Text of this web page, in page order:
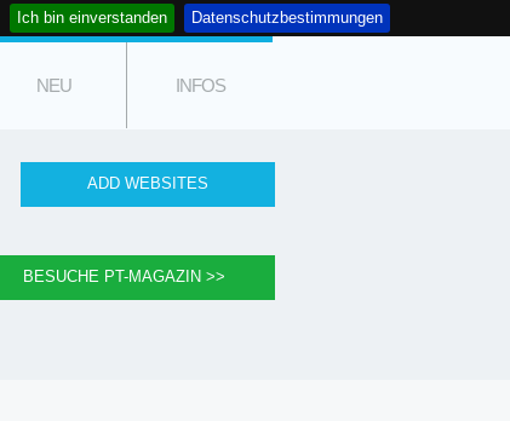
Ich bin einverstanden Datenschutzbestimmungen
NEU INFOS